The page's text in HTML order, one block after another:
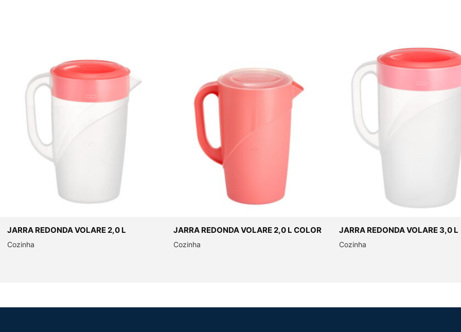
JARRA REDONDA VOLARE 2,0 L
Cozinha
JARRA REDONDA VOLARE 2,0 L COLOR
Cozinha
JARRA REDONDA VOLARE 3,0 L
Cozinha